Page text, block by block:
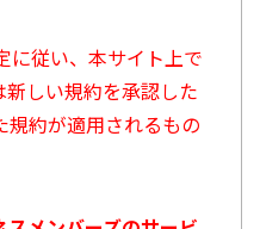
に従い、本サイト上で
しい規約を承認した
規約が適用されるもの